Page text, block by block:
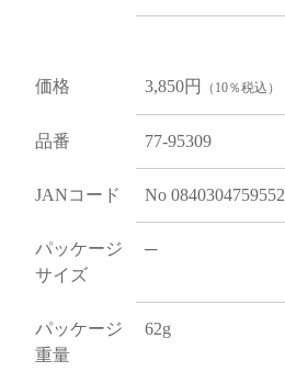
価格 3,850円 （10％税込）
品番 77-95309
JANコード No 0840304759552
パッケージ
サイズ
─
パッケージ
重量
62g